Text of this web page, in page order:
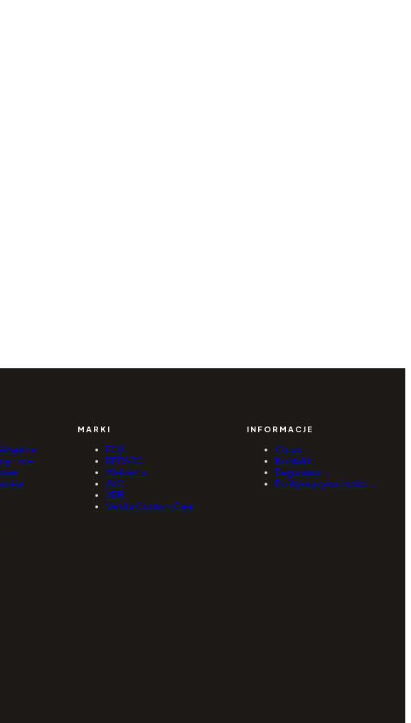
MARKI
FOX
REDARC
Webasto
AVC
ARB
Vanilla Custom Gear
INFORMACJE
O nas
Kontakt
Regulamin
Polityka prywatności